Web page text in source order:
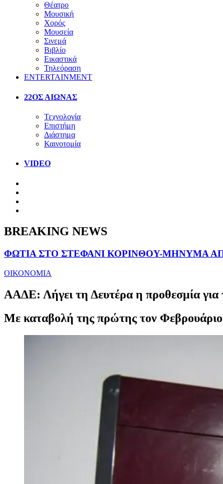
Θέατρο
Μουσική
Χορός
Μουσεία
Σινεμά
Βιβλίο
Εικαστικά
Τηλεόραση
ENTERTAINMENT
22ΟΣ ΑΙΩΝΑΣ
Τεχνολογία
Επιστήμη
Διάστημα
Καινοτομία
VIDEO
BREAKING NEWS
ΦΩΤΙΑ ΣΤΟ ΣΤΕΦΑΝΙ ΚΟΡΙΝΘΟΥ-ΜΗΝΥΜΑ
ΟΙΚΟΝΟΜΙΑ
ΑΑΔΕ: Λήγει τη Δευτέρα η προθεσμία
Mε καταβολή της πρώτης τον